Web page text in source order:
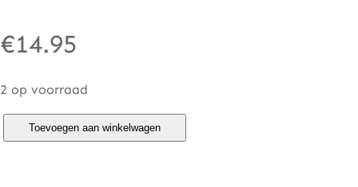
€14.95
2 op voorraad
Toevoegen aan winkelwagen